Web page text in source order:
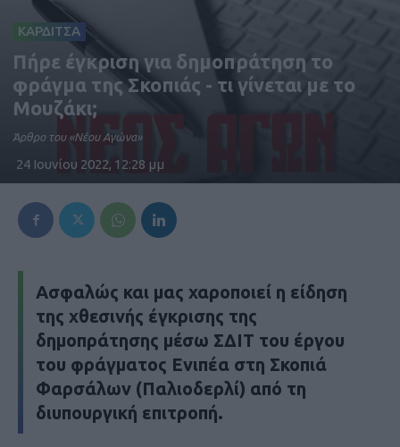
ΚΑΡΔΙΤΣΑ
Πήρε έγκριση για δημοπράτηση το
φράγμα της Σκοπιάς - τι γίνεται με το
Μουζάκι;
Άρθρο του «Νέου Αγώνα»
24 Ιουνίου 2022, 12:28 μμ
Ασφαλώς και μας χαροποιεί η είδηση
της χθεσινής έγκρισης της
δημοπράτησης μέσω ΣΔΙΤ του έργου
του φράγματος Ενιπέα στη Σκοπιά
Φαρσάλων (Παλιοδερλί) από τη
διυπουργική επιτροπή.